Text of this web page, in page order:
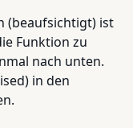
(beaufsichtigt) ist
Funktion zu
nach unten.
in den